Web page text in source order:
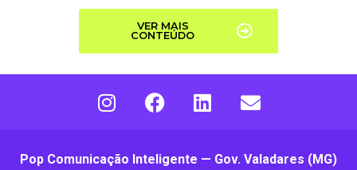
VER MAIS
CONTEÚDO
Pop Comunicação Inteligente — Gov. Valadares (MG)